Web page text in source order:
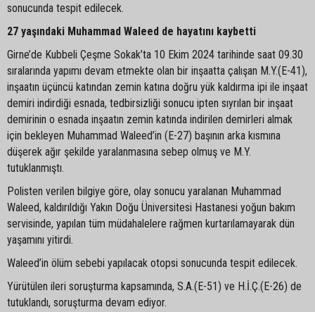
sonucunda tespit edilecek.
27 yaşındaki Muhammad Waleed de hayatını kaybetti
Girne’de Kubbeli Çeşme Sokak’ta 10 Ekim 2024 tarihinde saat 09.30
sıralarında yapımı devam etmekte olan bir inşaatta çalışan M.Y.(E-41),
inşaatın üçüncü katından zemin katına doğru yük kaldırma ipi ile inşaat
demiri indirdiği esnada, tedbirsizliği sonucu ipten sıyrılan bir inşaat
demirinin o esnada inşaatın zemin katında indirilen demirleri almak
için bekleyen Muhammad Waleed’in (E-27) başının arka kısmına
düşerek ağır şekilde yaralanmasına sebep olmuş ve M.Y.
tutuklanmıştı.
Polisten verilen bilgiye göre, olay sonucu yaralanan Muhammad
Waleed, kaldırıldığı Yakın Doğu Üniversitesi Hastanesi yoğun bakım
servisinde, yapılan tüm müdahalelere rağmen kurtarılamayarak dün
yaşamını yitirdi.
Waleed’in ölüm sebebi yapılacak otopsi sonucunda tespit edilecek.
Yürütülen ileri soruşturma kapsamında, S.A.(E-51) ve H.İ.Ç.(E-26) de
tutuklandı, soruşturma devam ediyor.